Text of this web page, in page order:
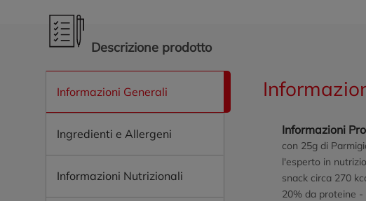
Descrizione prodotto
Informazioni Generali
Ingredienti e Allergeni
Informazioni Nutrizionali
Informazioni
con 25g di
l'esperto in
snack circa 270
20% da proteine